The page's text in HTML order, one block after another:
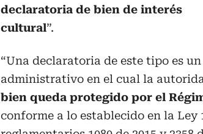
declaratoria de bien de interés
cultural”.
“Una declaratoria de este tipo es
administrativo en el cual la
bien queda protegido por el
conforme a lo establecido en la Ley